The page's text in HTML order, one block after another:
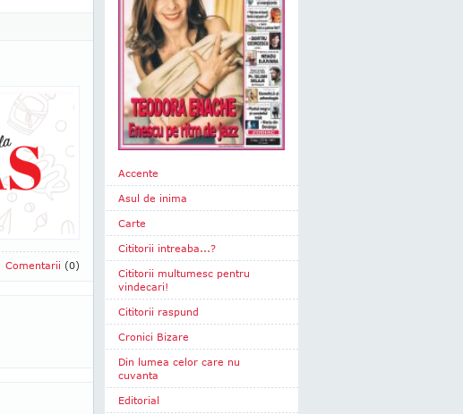
Comentarii (0)
Accente
Asul de inima
Carte
Cititorii intreaba...?
Cititorii multumesc pentru
vindecari!
Cititorii raspund
Cronici Bizare
Din lumea celor care nu
cuvanta
Editorial